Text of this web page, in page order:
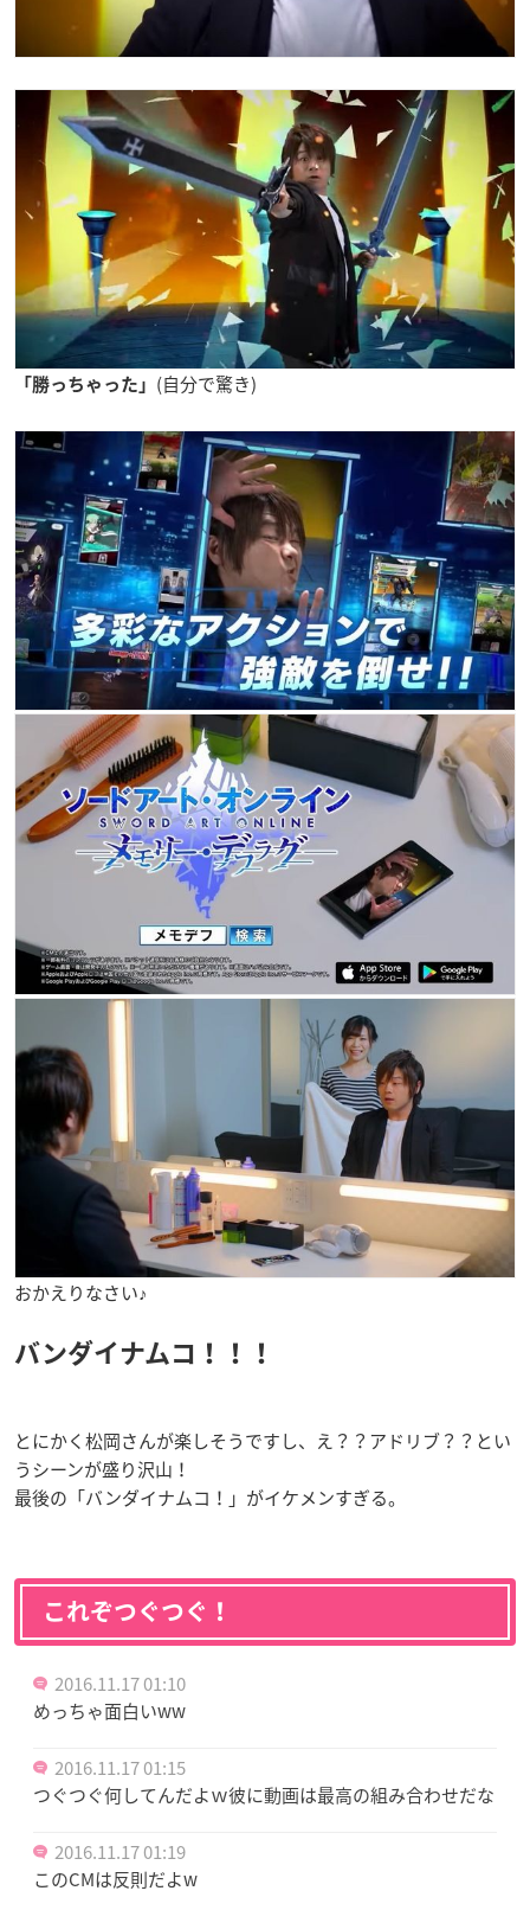
「勝っちゃった」 (自分で驚き)
おかえりなさい♪
バンダイナムコ！！！
とにかく松岡さんが楽しそうですし、え？？アドリブ？？とい
うシーンが盛り沢山！
最後の「バンダイナムコ！」がイケメンすぎる。
これぞつぐつぐ！
2016.11.17 01:10
めっちゃ面白いww
2016.11.17 01:15
つぐつぐ何してんだよｗ彼に動画は最高の組み合わせだな
2016.11.17 01:19
このCMは反則だよw